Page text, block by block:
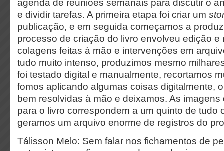
agenda de reuniões semanais para discutir o
e dividir tarefas. A primeira etapa foi criar um
publicação, e em seguida começamos a
processo de criação do livro envolveu edição e
colagens feitas à mão e intervenções em
tudo muito intenso, produzimos mesmo
foi testado digital e manualmente, recortamos
fomos aplicando algumas coisas digitalmente,
bem resolvidas à mão e deixamos. As
para o livro correspondem a um quinto de tudo
geramos um arquivo enorme de registros do
Tálisson Melo: Sem falar nos fichamentos de